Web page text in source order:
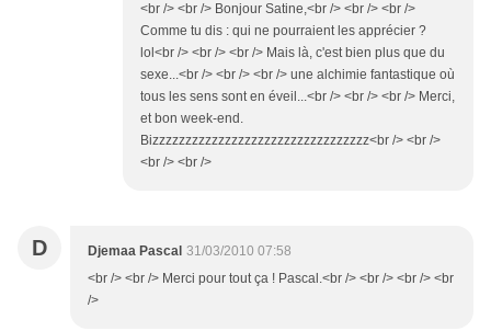
<br /> <br /> Bonjour Satine,<br /> <br /> <br />
Comme tu dis : qui ne pourraient les apprécier ?
lol<br /> <br /> <br /> Mais là, c'est bien plus que du
sexe...<br /> <br /> <br /> une alchimie fantastique où
tous les sens sont en éveil...<br /> <br /> <br /> Merci,
et bon week-end.
Bizzzzzzzzzzzzzzzzzzzzzzzzzzzzzzzzz<br /> <br />
<br /> <br />
D Djemaa Pascal 31/03/2010 07:58
<br /> <br /> Merci pour tout ça ! Pascal.<br /> <br /> <br /> <br
/>